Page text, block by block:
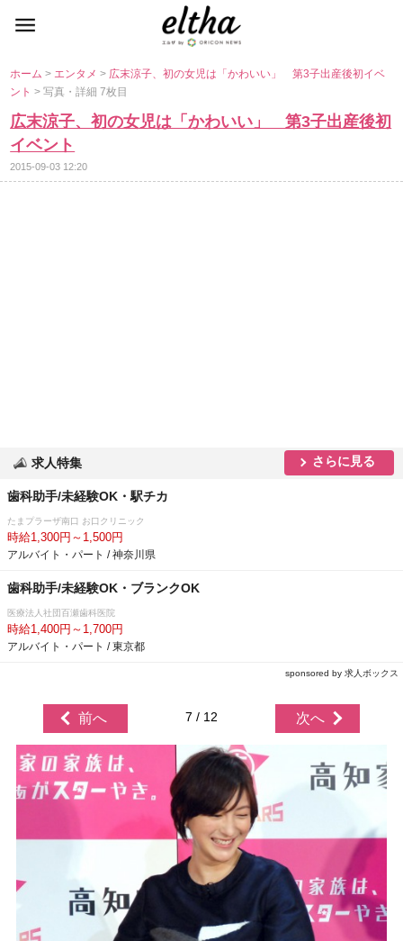
ホーム> エンタメ> 広末涼子、初の女児は「かわいい」 第3子出産後初イベ
ント> 写真・詳細 7枚目
広末涼子、初の女児は「かわいい」 第3子出産後初
イベント
2015-09-03 12:20
求人特集 さらに見る
歯科助手/未経験OK・駅チカ
たまプラーザ南口 お口クリニック
時給1,300円～1,500円
アルバイト・パート / 神奈川県
歯科助手/未経験OK・ブランクOK
医療法人社団百瀬歯科医院
時給1,400円～1,700円
アルバイト・パート / 東京都
sponsored by 求人ボックス
前へ 7 / 12 次へ